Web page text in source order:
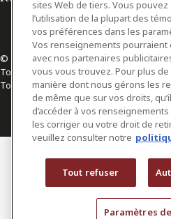
© 2026 Osler, Hoskin & Harcourt
Tous droits réservés
Toronto | Montréal | Calgary |
sites Web de tiers. Vous
l’utilisation de la plupart des
vos préférences dans les
Vos renseignements
avec nos partenaires
vous vous trouvez. Pour plus
manière dont nous gérons les
de même que sur vos droits,
d’accéder à vos
les corriger ou votre droit de
veuillez consulter notre
Tout refuser
Paramètres